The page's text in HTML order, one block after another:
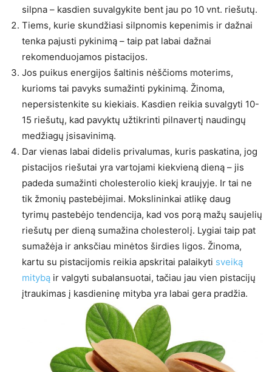
silpna – kasdien suvalgykite bent jau po 10 vnt. riešutų.
Tiems, kurie skundžiasi silpnomis kepenimis ir dažnai
tenka pajusti pykinimą – taip pat labai dažnai
rekomenduojamos pistacijos.
Jos puikus energijos šaltinis nėščioms moterims,
kurioms tai pavyks sumažinti pykinimą. Žinoma,
nepersistenkite su kiekiais. Kasdien reikia suvalgyti 10-
15 riešutų, kad pavyktų užtikrinti pilnavertį naudingų
medžiagų įsisavinimą.
Dar vienas labai didelis privalumas, kuris paskatina, jog
pistacijos riešutai yra vartojami kiekvieną dieną – jis
padeda sumažinti cholesterolio kiekį kraujyje. Ir tai ne
tik žmonių pastebėjimai. Mokslininkai atlikę daug
tyrimų pastebėjo tendencija, kad vos porą mažų saujelių
riešutų per dieną sumažina cholesterolį. Lygiai taip pat
sumažėja ir anksčiau minėtos širdies ligos. Žinoma,
kartu su pistacijomis reikia apskritai palaikyti sveiką
mitybą ir valgyti subalansuotai, tačiau jau vien pistacijų
įtraukimas į kasdieninę mityba yra labai gera pradžia.